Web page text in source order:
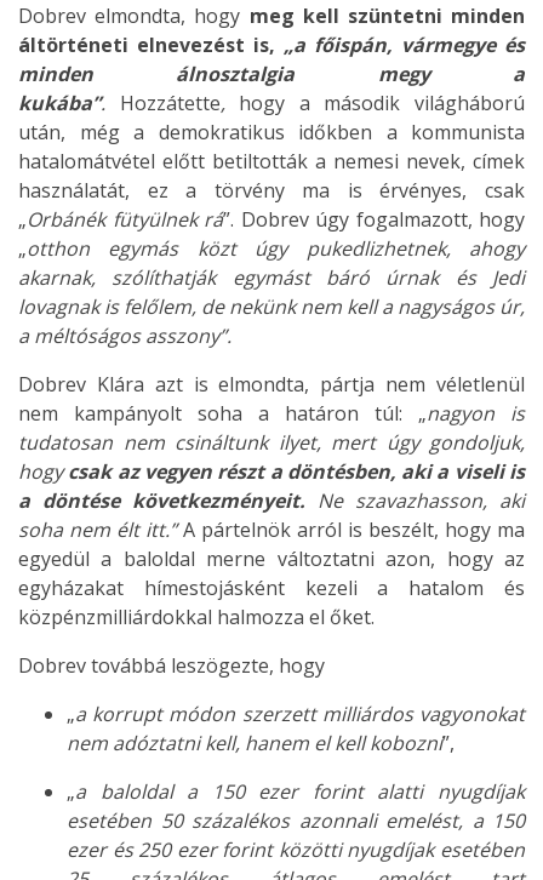
Dobrev elmondta, hogy meg kell szüntetni minden
áltörténeti elnevezést is, „a főispán, vármegye és
minden álnosztalgia megy a
kukába”. Hozzátette, hogy a második világháború
után, még a demokratikus időkben a kommunista
hatalomátvétel előtt betiltották a nemesi nevek, címek
használatát, ez a törvény ma is érvényes, csak
„Orbánék fütyülnek rá”. Dobrev úgy fogalmazott, hogy
„otthon egymás közt úgy pukedlizhetnek, ahogy
akarnak, szólíthatják egymást báró úrnak és Jedi
lovagnak is felőlem, de nekünk nem kell a nagyságos úr,
a méltóságos asszony”.
Dobrev Klára azt is elmondta, pártja nem véletlenül
nem kampányolt soha a határon túl: „nagyon is
tudatosan nem csináltunk ilyet, mert úgy gondoljuk,
hogycsak az vegyen részt a döntésben, aki a viseli is
a döntése következményeit. Ne szavazhasson, aki
soha nem élt itt.”A pártelnök arról is beszélt, hogy ma
egyedül a baloldal merne változtatni azon, hogy az
egyházakat hímestojásként kezeli a hatalom és
közpénzmilliárdokkal halmozza el őket.
Dobrev továbbá leszögezte, hogy
„a korrupt módon szerzett milliárdos vagyonokat
nem adóztatni kell, hanem el kell kobozni”,
„a baloldal a 150 ezer forint alatti nyugdíjak
esetében 50 százalékos azonnali emelést, a 150
ezer és 250 ezer forint közötti nyugdíjak esetében